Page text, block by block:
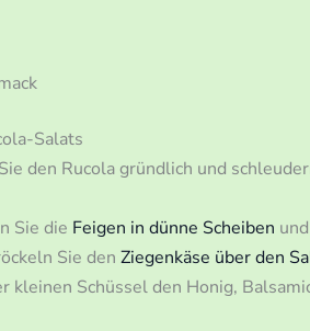
Salats
den Rucola gründlich und
Sie die Feigen in dünne Scheiben
Sie den Ziegenkäse über den
kleinen Schüssel den Honig,